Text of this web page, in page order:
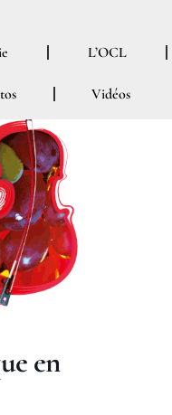
L’OCL
Vidéos
en